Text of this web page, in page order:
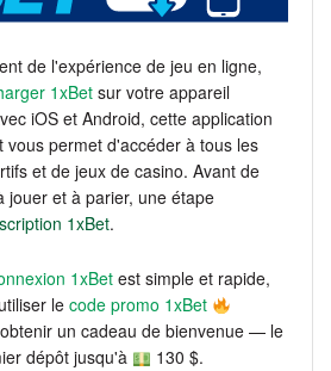
de l'expérience de jeu en ligne,
1xBet sur votre appareil
iOS et Android, cette application
vous permet d'accéder à tous les
et de jeux de casino. Avant de
jouer et à parier, une étape
1xBet.
1xBet est simple et rapide,
le code promo 1xBet
un cadeau de bienvenue — le
dépôt jusqu'à
130 $.